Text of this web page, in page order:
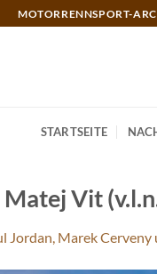
MOTORRENNSPORT-
STARTSEITE
Vit
Jordan, Marek Cerveny